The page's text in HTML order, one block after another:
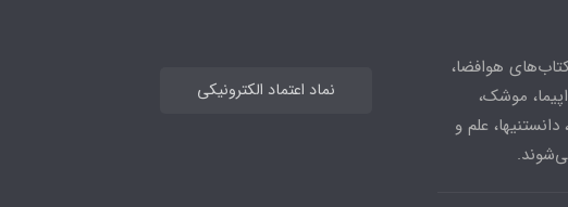
هوافضا،
موشک،
دانستنیها، علم و
نماد اعتماد الکترونیکی